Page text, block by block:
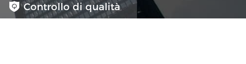
Controllo di qualità